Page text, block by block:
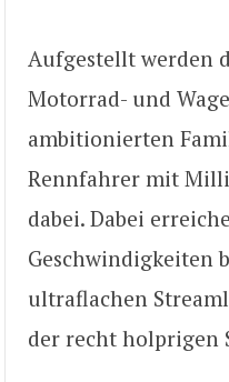
Aufgestellt werden
Motorrad- und
ambitionierten
Rennfahrer mit
dabei. Dabei
Geschwindigkeiten
ultraflachen
der recht holprigen